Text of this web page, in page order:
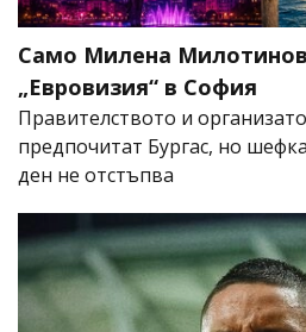
Само Милена
„Евровизия“ в София
Правителството и
предпочитат Бургас, но
ден не отстъпва